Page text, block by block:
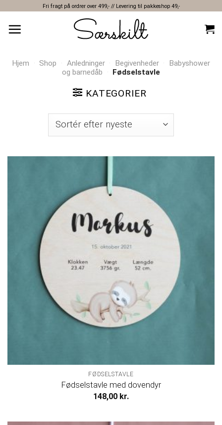
content
Fri fragt på ordrer over 499,- // Levering til pakkeshop 49,-
Hjem · Shop · Anledninger · Begivenheder ·
Babyshower
og barnedåb
· Fødselstavle
KATEGORIER
FØDSELSTAVLE
Fødselstavle med dovendyr
148,00 kr.